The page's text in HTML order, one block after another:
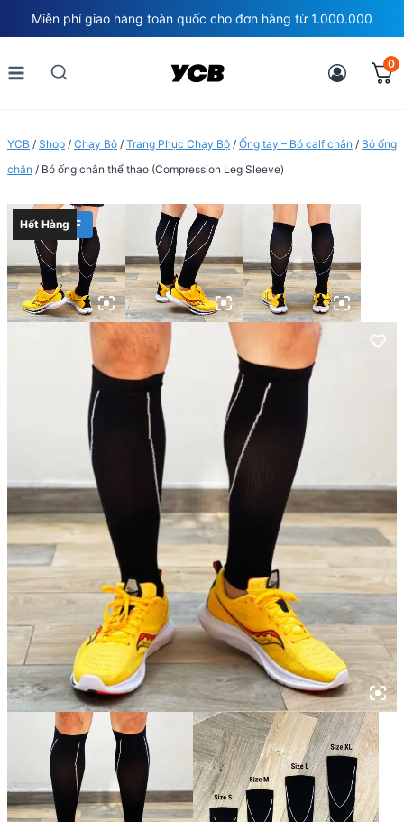
to
content
Miễn phí giao hàng toàn quốc cho đơn hàng từ 1.000.000
0
YCB / Shop / Chạy Bộ / Trang Phục Chạy Bộ / Ống tay – Bó calf chân / Bó ống
chân / Bó ống chân thể thao (Compression Leg Sleeve)
Hết Hàng
35% OFF